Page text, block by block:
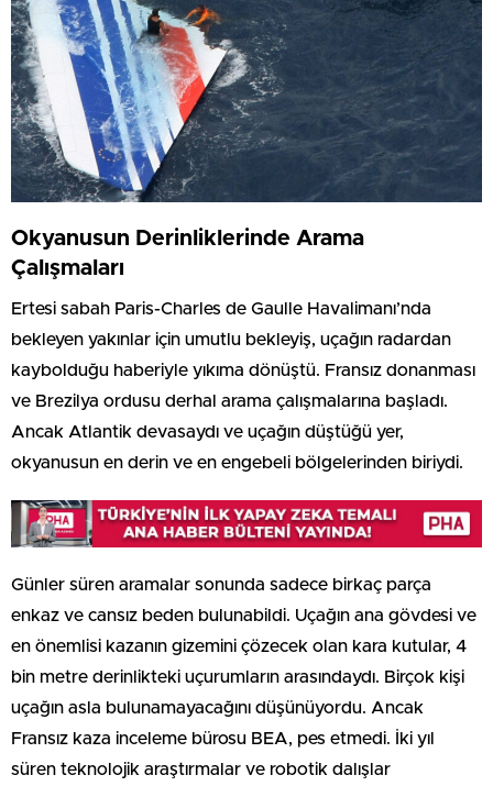
Okyanusun Derinliklerinde Arama
Çalışmaları
Ertesi sabah Paris-Charles de Gaulle Havalimanı’nda
bekleyen yakınlar için umutlu bekleyiş, uçağın radardan
kaybolduğu haberiyle yıkıma dönüştü. Fransız donanması
ve Brezilya ordusu derhal arama çalışmalarına başladı.
Ancak Atlantik devasaydı ve uçağın düştüğü yer,
okyanusun en derin ve en engebeli bölgelerinden biriydi.
Günler süren aramalar sonunda sadece birkaç parça
enkaz ve cansız beden bulunabildi. Uçağın ana gövdesi ve
en önemlisi kazanın gizemini çözecek olan kara kutular, 4
bin metre derinlikteki uçurumların arasındaydı. Birçok kişi
uçağın asla bulunamayacağını düşünüyordu. Ancak
Fransız kaza inceleme bürosu BEA, pes etmedi. İki yıl
süren teknolojik araştırmalar ve robotik dalışlar